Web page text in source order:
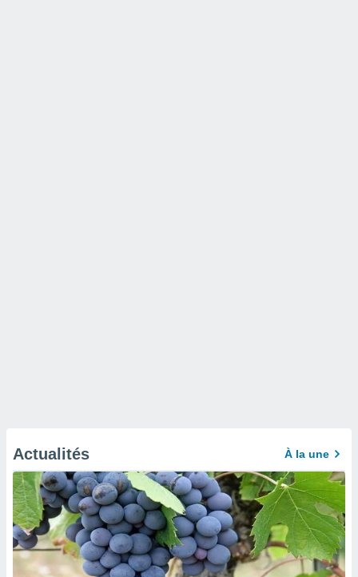
Actualités À la une